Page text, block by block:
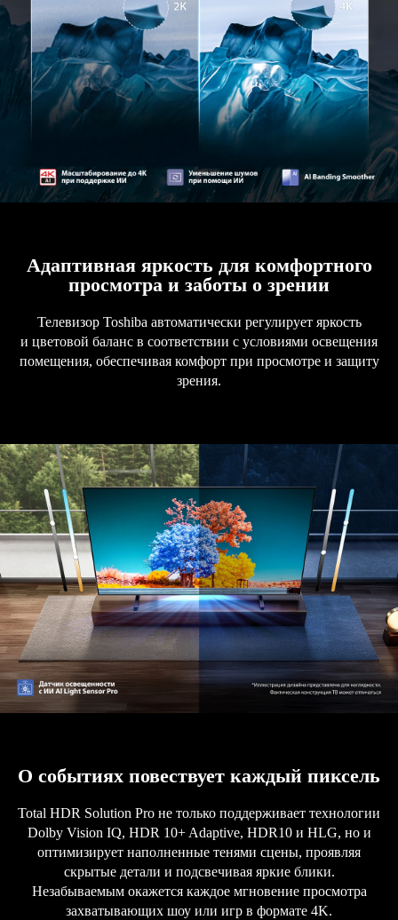
Адаптивная яркость для комфортного
просмотра и заботы о зрении
Телевизор Toshiba автоматически регулирует яркость
и цветовой баланс в соответствии с условиями освещения
помещения, обеспечивая комфорт при просмотре и защиту
зрения.
О событиях повествует каждый пиксель
Total HDR Solution Pro не только поддерживает технологии
Dolby Vision IQ, HDR 10+ Adaptive, HDR10 и HLG, но и
оптимизирует наполненные тенями сцены, проявляя
скрытые детали и подсвечивая яркие блики.
Незабываемым окажется каждое мгновение просмотра
захватывающих шоу или игр в формате 4K.